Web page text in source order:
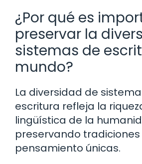
¿Por qué es
preservar la
sistemas de
mundo?
La diversidad de
escritura refleja la
lingüística de la
preservando
pensamiento únicas.